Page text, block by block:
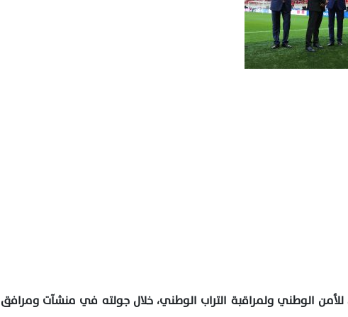
للأمن الوطني ولمراقبة التراب الوطني، خلال جولته في منشآت ومرافق